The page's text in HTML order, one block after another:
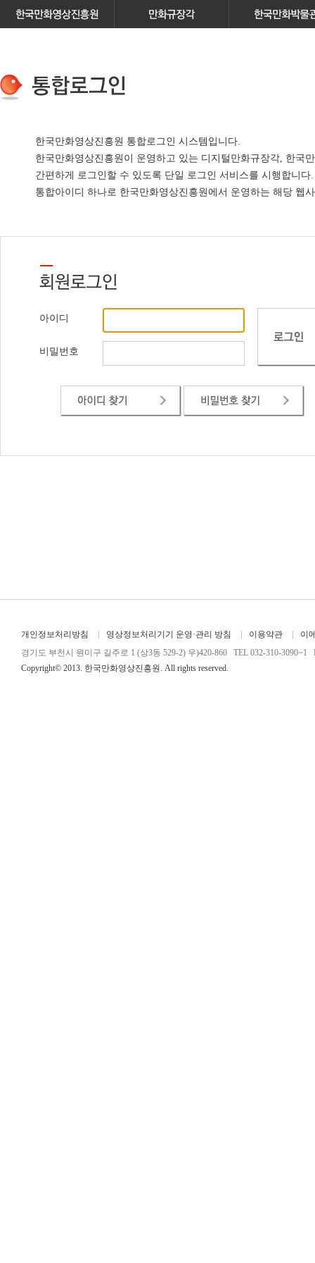
한국만화영상진흥원 통합로그인 시스템입니다.
한국만화영상진흥원이 운영하고 있는 디지털만화규장각, 한국
간편하게 로그인할 수 있도록 단일 로그인 서비스를 시행합니다.
통합아이디 하나로 한국만화영상진흥원에서 운영하는 해당 웹
아이디
비밀번호
개인정보처리방침 영상정보처리기기 운영·관리 방침 이용약관
이
경기도 부천시 원미구 길주로 1 (상3동 529-2) 우)420-860 TEL 032-310-3090~1
Copyright© 2013. 한국만화영상진흥원. All rights reserved.